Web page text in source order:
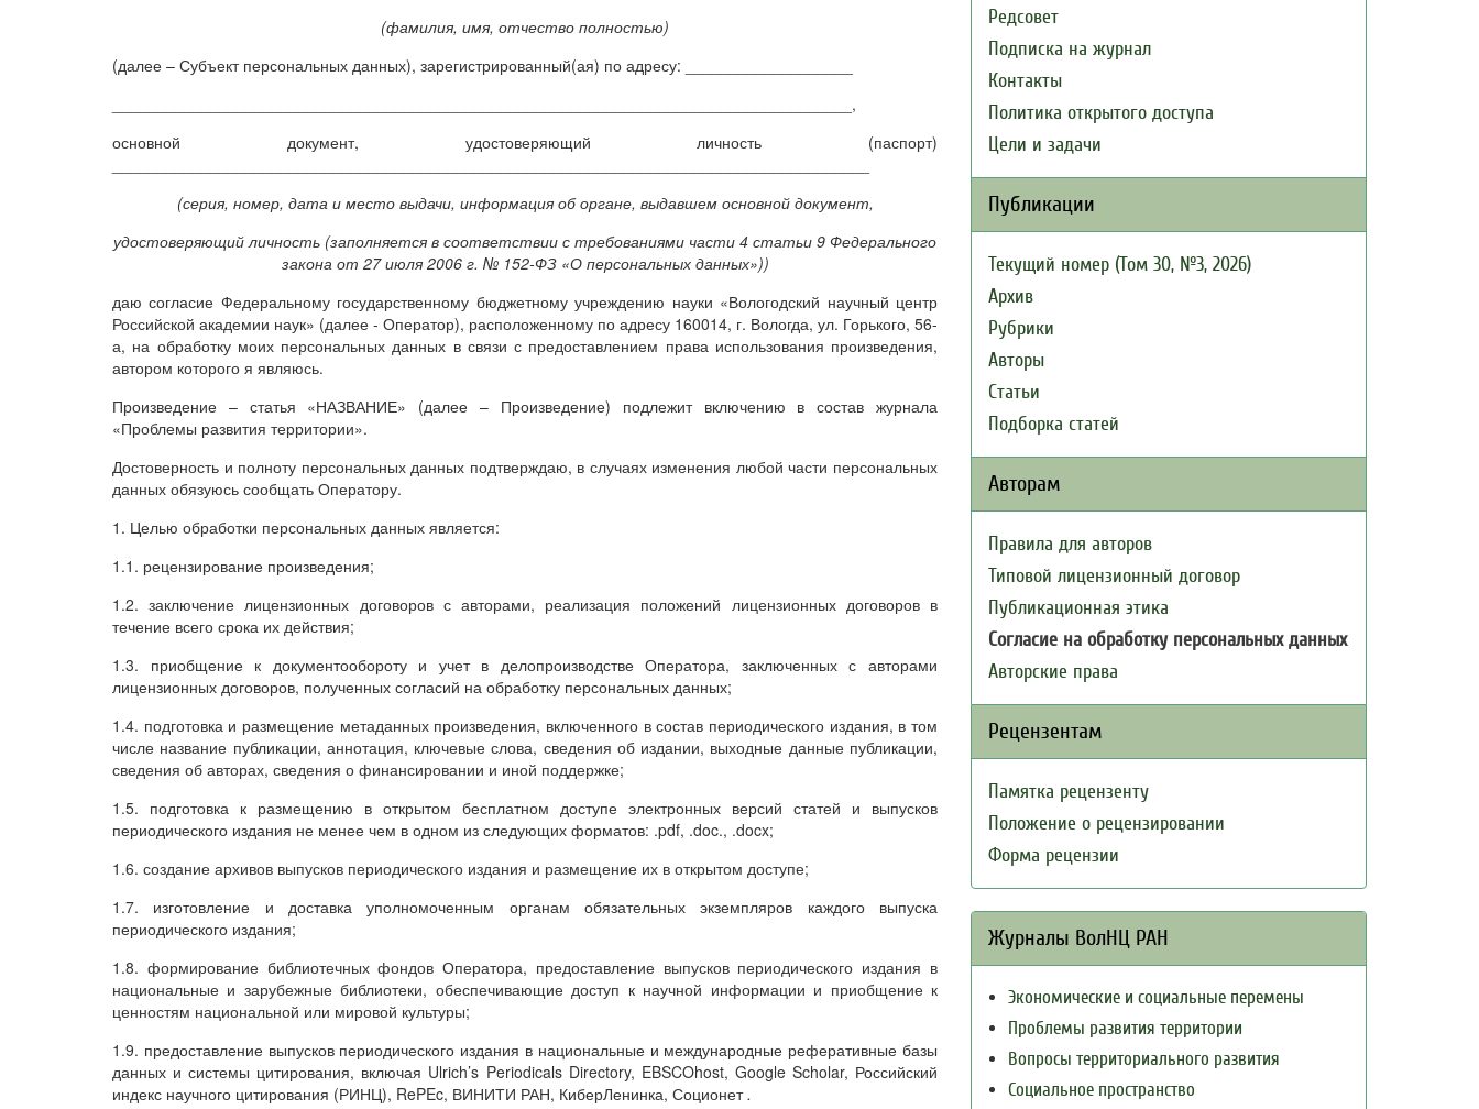
(фамилия, имя, отчество полностью)
(далее – Субъект персональных данных), зарегистрированный(ая) по адресу: ___________________
____________________________________________________________________________________,
основной документ, удостоверяющий личность (паспорт)
(серия, номер, дата и место выдачи, информация об органе, выдавшем основной документ,
удостоверяющий личность (заполняется в соответствии с требованиями части 4 статьи 9 Федерального
закона от 27 июля 2006 г. № 152-ФЗ «О персональных данных»))
даю согласие Федеральному государственному бюджетному учреждению науки «Вологодский научный центр
Российской академии наук» (далее - Оператор), расположенному по адресу 160014, г. Вологда, ул. Горького, 56-
а, на обработку моих персональных данных в связи с предоставлением права использования произведения,
автором которого я являюсь.
Произведение – статья «НАЗВАНИЕ» (далее – Произведение) подлежит включению в состав журнала
«Проблемы развития территории».
Достоверность и полноту персональных данных подтверждаю, в случаях изменения любой части персональных
данных обязуюсь сообщать Оператору.
1. Целью обработки персональных данных является:
1.1. рецензирование произведения;
1.2. заключение лицензионных договоров с авторами, реализация положений лицензионных договоров в
течение всего срока их действия;
1.3. приобщение к документообороту и учет в делопроизводстве Оператора, заключенных с авторами
лицензионных договоров, полученных согласий на обработку персональных данных;
1.4. подготовка и размещение метаданных произведения, включенного в состав периодического издания, в том
числе название публикации, аннотация, ключевые слова, сведения об издании, выходные данные публикации,
сведения об авторах, сведения о финансировании и иной поддержке;
1.5. подготовка к размещению в открытом бесплатном доступе электронных версий статей и выпусков
периодического издания не менее чем в одном из следующих форматов: .pdf, .doc., .docx;
1.6. создание архивов выпусков периодического издания и размещение их в открытом доступе;
1.7. изготовление и доставка уполномоченным органам обязательных экземпляров каждого выпуска
периодического издания;
1.8. формирование библиотечных фондов Оператора, предоставление выпусков периодического издания в
национальные и зарубежные библиотеки, обеспечивающие доступ к научной информации и приобщение к
ценностям национальной или мировой культуры;
1.9. предоставление выпусков периодического издания в национальные и международные реферативные базы
данных и системы цитирования, включая Ulrich’s Periodicals Directory, EBSCOhost, Google Scholar, Российский
индекс научного цитирования (РИНЦ), RePEc, ВИНИТИ РАН, КиберЛенинка, Соционет.
Редсовет
Подписка на журнал
Контакты
Политика открытого доступа
Цели и задачи
Публикации
Текущий номер (Том 30, №3, 2026)
Архив
Рубрики
Авторы
Статьи
Подборка статей
Авторам
Правила для авторов
Типовой лицензионный договор
Публикационная этика
Согласие на обработку персональных данных
Авторские права
Рецензентам
Памятка рецензенту
Положение о рецензировании
Форма рецензии
Журналы ВолНЦ РАН
Экономические и социальные перемены
Проблемы развития территории
Вопросы территориального развития
Социальное пространство